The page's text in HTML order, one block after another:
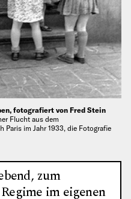
fotografiert von Fred Stein
Flucht aus dem
Paris im Jahr 1933, die Fotografie
zum
im eigenen